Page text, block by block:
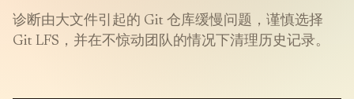
诊断由大文件引起的 Git 仓库缓慢问题，谨慎选择
Git LFS，并在不惊动团队的情况下清理历史记录。